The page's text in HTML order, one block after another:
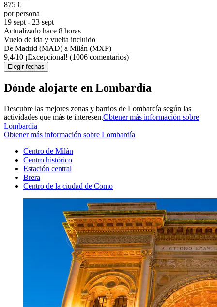
875 €
por persona
19 sept - 23 sept
Actualizado hace 8 horas
Vuelo de ida y vuelta incluido
De Madrid (MAD) a Milán (MXP)
9,4/10 ¡Excepcional! (1006 comentarios)
Elegir fechas
Dónde alojarte en Lombardía
Descubre las mejores zonas y barrios de Lombardía según las
actividades que más te interesen.Obtener más información sobre
Lombardía
Obtener más información sobre Lombardía
Centro de Milán
Centro histórico
Estación central
Brera
Centro de la ciudad de Como